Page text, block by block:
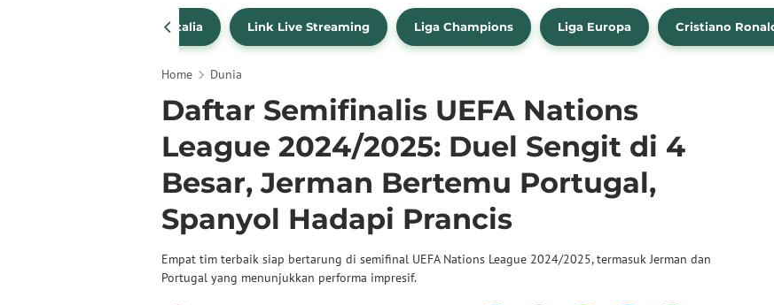
Liga Italia Link Live Streaming Liga Champions Liga Europa Cristiano
Home Dunia
Daftar Semifinalis UEFA Nations
League 2024/2025: Duel Sengit di 4
Besar, Jerman Bertemu Portugal,
Spanyol Hadapi Prancis
Empat tim terbaik siap bertarung di semifinal UEFA Nations League 2024/2025, termasuk Jerman dan
Portugal yang menunjukkan performa impresif.